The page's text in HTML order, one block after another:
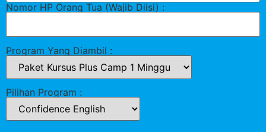
Nomor HP Orang Tua (Wajib Diisi) :
Program Yang Diambil :
Pilihan Program :